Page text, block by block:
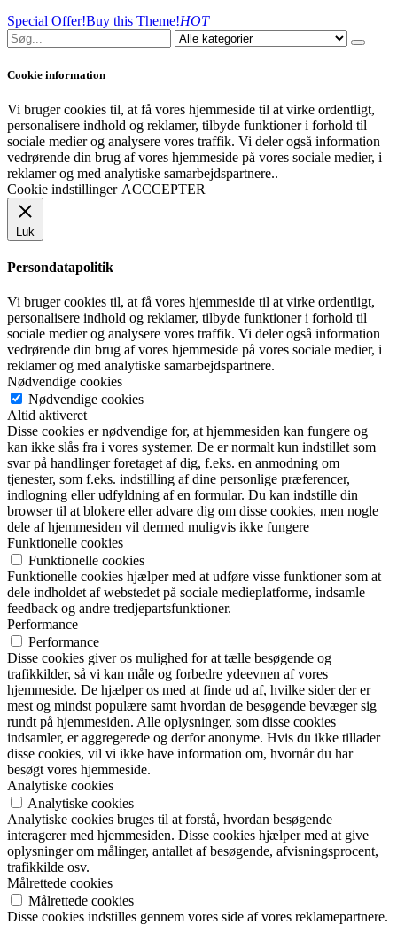
Special Offer!Buy this Theme!HOT
Cookie information
Vi bruger cookies til, at få vores hjemmeside til at virke ordentligt,
personalisere indhold og reklamer, tilbyde funktioner i forhold til
sociale medier og analysere vores traffik. Vi deler også information
vedrørende din brug af vores hjemmeside på vores sociale medier, i
reklamer og med analytiske samarbejdspartnere..
Cookie indstillinger ACCCEPTER
Luk
Persondatapolitik
Vi bruger cookies til, at få vores hjemmeside til at virke ordentligt,
personalisere indhold og reklamer, tilbyde funktioner i forhold til
sociale medier og analysere vores traffik. Vi deler også information
vedrørende din brug af vores hjemmeside på vores sociale medier, i
reklamer og med analytiske samarbejdspartnere.
Nødvendige cookies
Nødvendige cookies
Altid aktiveret
Disse cookies er nødvendige for, at hjemmesiden kan fungere og
kan ikke slås fra i vores systemer. De er normalt kun indstillet som
svar på handlinger foretaget af dig, f.eks. en anmodning om
tjenester, som f.eks. indstilling af dine personlige præferencer,
indlogning eller udfyldning af en formular. Du kan indstille din
browser til at blokere eller advare dig om disse cookies, men nogle
dele af hjemmesiden vil dermed muligvis ikke fungere
Funktionelle cookies
Funktionelle cookies
Funktionelle cookies hjælper med at udføre visse funktioner som at
dele indholdet af webstedet på sociale medieplatforme, indsamle
feedback og andre tredjepartsfunktioner.
Performance
Performance
Disse cookies giver os mulighed for at tælle besøgende og
trafikkilder, så vi kan måle og forbedre ydeevnen af vores
hjemmeside. De hjælper os med at finde ud af, hvilke sider der er
mest og mindst populære samt hvordan de besøgende bevæger sig
rundt på hjemmesiden. Alle oplysninger, som disse cookies
indsamler, er aggregerede og derfor anonyme. Hvis du ikke tillader
disse cookies, vil vi ikke have information om, hvornår du har
besøgt vores hjemmeside.
Analytiske cookies
Analytiske cookies
Analytiske cookies bruges til at forstå, hvordan besøgende
interagerer med hjemmesiden. Disse cookies hjælper med at give
oplysninger om målinger, antallet af besøgende, afvisningsprocent,
trafikkilde osv.
Målrettede cookies
Målrettede cookies
Disse cookies indstilles gennem vores side af vores reklamepartnere.